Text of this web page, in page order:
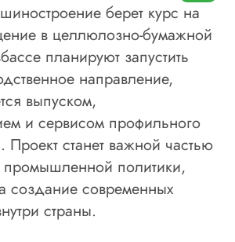
берет курс на
в целлюлозно-бумажной
планируют запустить
направление,
выпуском,
и сервисом профильного
Проект станет важной частью
промышленной политики,
создание современных
страны.